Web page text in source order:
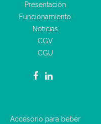
Presentación
Funcionamiento
Noticias
CGV
CGU
Accesorio para beber